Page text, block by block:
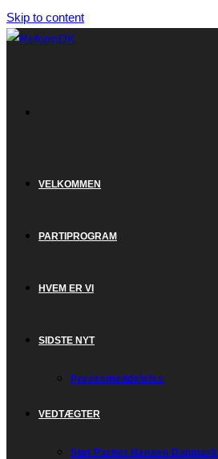
Skip to content
VELKOMMEN
PARTIPROGRAM
HVEM ER VI
SIDSTE NYT
Pressemeddelelse
VEDTÆGTER
Støt Partiet Hansen Danmark